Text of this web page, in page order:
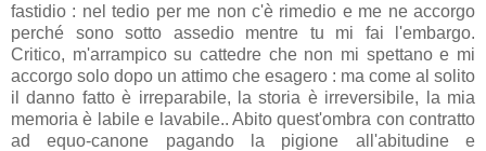
fastidio : nel tedio per me non c'è rimedio e me ne accorgo
perché sono sotto assedio mentre tu mi fai l'embargo.
Critico, m'arrampico su cattedre che non mi spettano e mi
accorgo solo dopo un attimo che esagero : ma come al solito
il danno fatto è irreparabile, la storia è irreversibile, la mia
memoria è labile e lavabile.. Abito quest'ombra con contratto
ad equo-canone pagando la pigione all'abitudine e